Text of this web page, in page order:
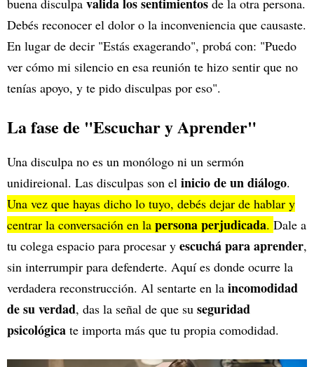
buena disculpa
de la otra persona.
Debés reconocer el dolor o la inconveniencia que causaste.
En lugar de decir "Estás exagerando", probá con: "Puedo
ver cómo mi silencio en esa reunión te hizo sentir que no
tenías apoyo, y te pido disculpas por eso".
La fase de "Escuchar y Aprender"
Una disculpa no es un monólogo ni un sermón
unidireional. Las disculpas son el inicio de un diálogo.
Una vez que hayas dicho lo tuyo, debés dejar de hablar y
centrar la conversación en la persona perjudicada. Dale a
tu colega espacio para procesar y escuchá para aprender,
sin interrumpir para defenderte. Aquí es donde ocurre la
verdadera reconstrucción. Al sentarte en la incomodidad
de su verdad, das la señal de que su seguridad
psicológica te importa más que tu propia comodidad.